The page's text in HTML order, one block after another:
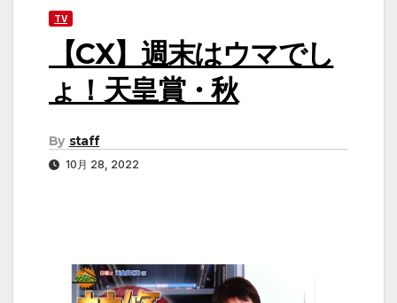
TV
【CX】週末はウマでし
ょ！天皇賞・秋
By staff
10月 28, 2022